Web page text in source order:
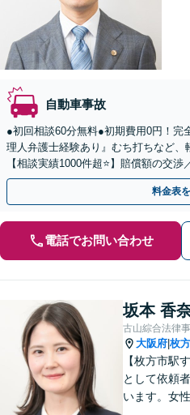
自動車事故
●初回相談60分無料●初期費用0円！
理人弁護士経験あり』むち打ちなど、
【相談実績1000件超⭐️】賠償額の交渉
りなどサポート！【弁護士特約／電話
料金表
電話でお問い合わせ
坂本 香
古山綜合法律
大阪府 枚
【枚方市駅
として依頼
います。女